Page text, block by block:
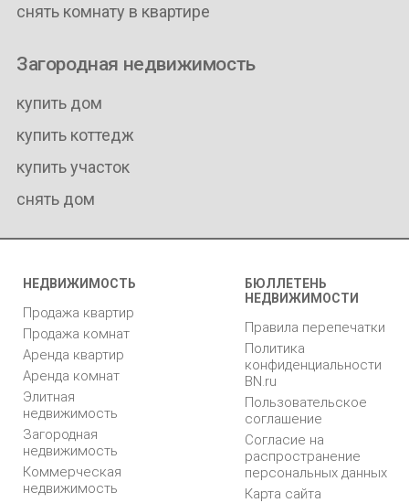
снять комнату в квартире
Загородная недвижимость
купить дом
купить коттедж
купить участок
снять дом
НЕДВИЖИМОСТЬ
Продажа квартир
Продажа комнат
Аренда квартир
Аренда комнат
Элитная
недвижимость
Загородная
недвижимость
Коммерческая
недвижимость
БЮЛЛЕТЕНЬ
НЕДВИЖИМОСТИ
Правила перепечатки
Политика
конфиденциальности
BN.ru
Пользовательское
соглашение
Согласие на
распространение
персональных данных
Карта сайта